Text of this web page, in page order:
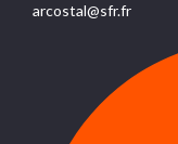
arcostal@sfr.fr